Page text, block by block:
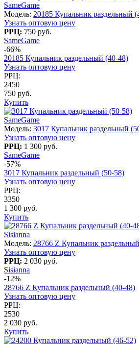
SameGame
Модель: 20185 Купальник раздельный
Узнать оптовую цену
РРЦ: 750 руб.
SameGame
-66%
20185 Купальник раздельный (40-48)
Узнать оптовую цену
РРЦ:
2450
750 руб.
Купить
SameGame
Модель: 3017 Купальник раздельный
Узнать оптовую цену
РРЦ: 1 300 руб.
SameGame
-57%
3017 Купальник раздельный (50-58)
Узнать оптовую цену
РРЦ:
3350
1 300 руб.
Купить
Sisianna
Модель: 28766 Z Купальник
Узнать оптовую цену
РРЦ: 2 030 руб.
Sisianna
-12%
28766 Z Купальник раздельный (40-48)
Узнать оптовую цену
РРЦ:
2530
2 030 руб.
Купить